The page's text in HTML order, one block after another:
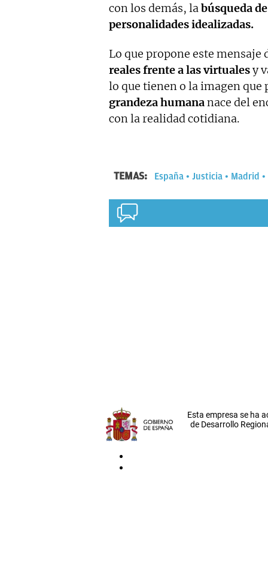
con los demás, labúsqueda
personalidades idealizadas.
Lo que propone este mensaje
reales frente a las virtualesy
lo que tienen o la imagen que
grandeza humananace del
con la realidad cotidiana.
TEMAS: España Justicia Madrid
Esta empresa se ha
de Desarrollo